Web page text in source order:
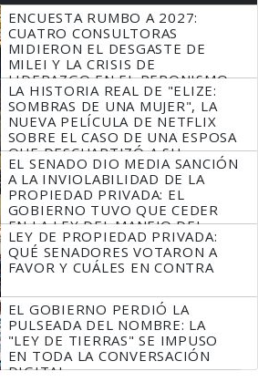
ENCUESTA RUMBO A 2027:
CUATRO CONSULTORAS
MIDIERON EL DESGASTE DE
MILEI Y LA CRISIS DE
LIDERAZGO EN EL PERONISMO
LA HISTORIA REAL DE "ELIZE:
SOMBRAS DE UNA MUJER", LA
NUEVA PELÍCULA DE NETFLIX
SOBRE EL CASO DE UNA ESPOSA
QUE DESCUARTIZÓ A SU
MARIDO
EL SENADO DIO MEDIA SANCIÓN
A LA INVIOLABILIDAD DE LA
PROPIEDAD PRIVADA: EL
GOBIERNO TUVO QUE CEDER
EN LA LEY DEL MANEJO DEL
FUEGO
LEY DE PROPIEDAD PRIVADA:
QUÉ SENADORES VOTARON A
FAVOR Y CUÁLES EN CONTRA
EL GOBIERNO PERDIÓ LA
PULSEADA DEL NOMBRE: LA
"LEY DE TIERRAS" SE IMPUSO
EN TODA LA CONVERSACIÓN
DIGITAL